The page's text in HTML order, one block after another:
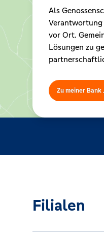
Kreditrechner
Immobilien
Als
Verantwortung
vor Ort.
Lösungen zu
Zu meiner Bank
Filialen